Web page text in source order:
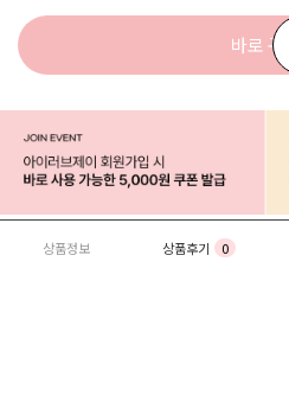
바로 구매
상품정보 상품후기 0